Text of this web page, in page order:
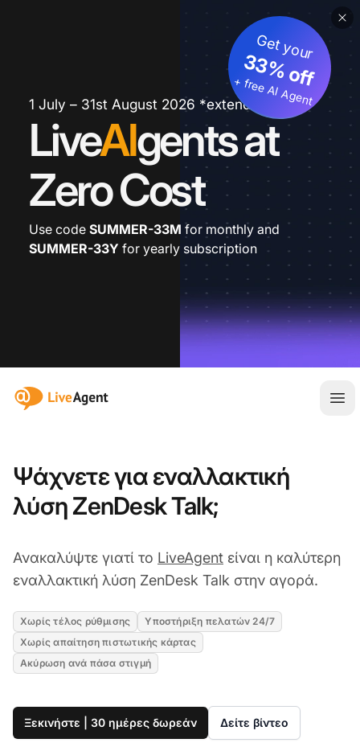
1 July – 31st August 2026 *extended
LiveAIgents at
Zero Cost
Get your
33% off
+ free AI Agent
Use code SUMMER-33M for monthly and
SUMMER-33Y for yearly subscription
:site.title
Ψάχνετε για εναλλακτική
λύση ZenDesk Talk;
Ανακαλύψτε γιατί το LiveAgent είναι η καλύτερη
εναλλακτική λύση ZenDesk Talk στην αγορά.
Χωρίς τέλος ρύθμισης
Υποστήριξη πελατών 24/7
Χωρίς απαίτηση πιστωτικής κάρτας
Ακύρωση ανά πάσα στιγμή
Ξεκινήστε | 30 ημέρες δωρεάν Δείτε βίντεο